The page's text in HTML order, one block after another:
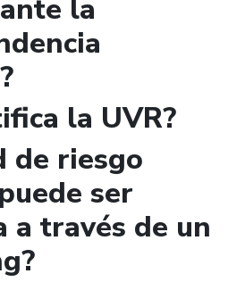
la
la UVR?
de riesgo
ser
a través de un